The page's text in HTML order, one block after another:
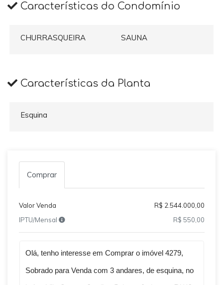
Características do Condomínio
CHURRASQUEIRA SAUNA
Características da Planta
Esquina
Comprar
Valor Venda
R$ 2.544.000,00
IPTU/Mensal
R$ 550,00